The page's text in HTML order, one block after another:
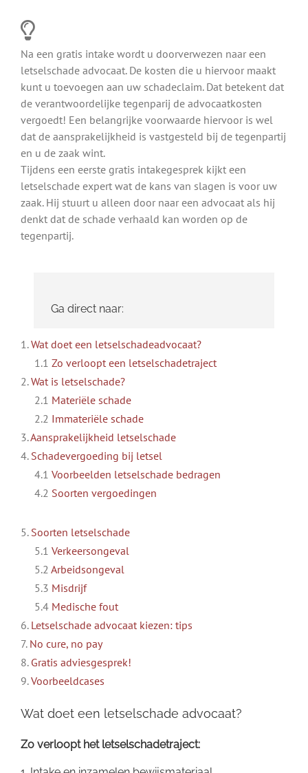
Na een gratis intake wordt u doorverwezen naar een
letselschade advocaat. De kosten die u hiervoor maakt
kunt u toevoegen aan uw schadeclaim. Dat betekent dat
de verantwoordelijke tegenparij de advocaatkosten
vergoedt! Een belangrijke voorwaarde hiervoor is wel
dat de aansprakelijkheid is vastgesteld bij de tegenpartij
en u de zaak wint.
Tijdens een eerste gratis intakegesprek kijkt een
letselschade expert wat de kans van slagen is voor uw
zaak. Hij stuurt u alleen door naar een advocaat als hij
denkt dat de schade verhaald kan worden op de
tegenpartij.
Ga direct naar:
1.Wat doet een letselschadeadvocaat?
1.1 Zo verloopt een letselschadetraject
2.Wat is letselschade?
2.1 Materiële schade
2.2 Immateriële schade
3.Aansprakelijkheid letselschade
4. Schadevergoeding bij letsel
4.1 Voorbeelden letselschade bedragen
4.2 Soorten vergoedingen
5. Soorten letselschade
5.1 Verkeersongeval
5.2 Arbeidsongeval
5.3 Misdrijf
5.4 Medische fout
6. Letselschade advocaat kiezen: tips
7. No cure, no pay
8. Gratis adviesgesprek!
9.Voorbeeldcases
Wat doet een letselschade advocaat?
Zo verloopt het letselschadetraject: